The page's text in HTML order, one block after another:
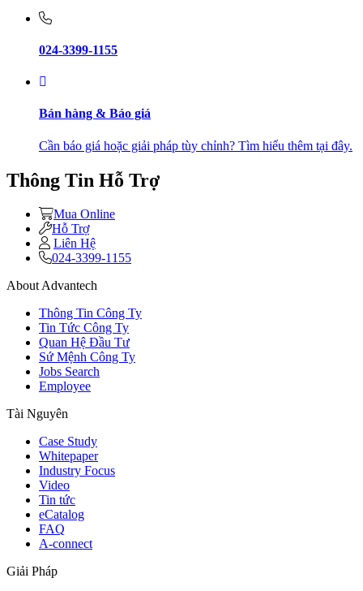
024-3399-1155
Bán hàng & Báo giá
Cần báo giá hoặc giải pháp tùy chỉnh? Tìm hiểu thêm tại đây.
Thông Tin Hỗ Trợ
Mua Online
Hỗ Trợ
Liên Hệ
024-3399-1155
About Advantech
Thông Tin Công Ty
Tin Tức Công Ty
Quan Hệ Đầu Tư
Sứ Mệnh Công Ty
Jobs Search
Employee
Tài Nguyên
Case Study
Whitepaper
Industry Focus
Video
Tin tức
eCatalog
FAQ
A-connect
Giải Pháp